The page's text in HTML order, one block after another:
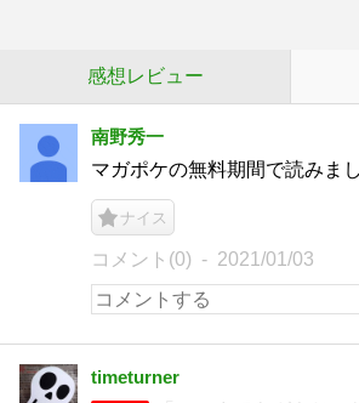
感想レビュー
南野秀一
マガポケの無料期間で読みま
ナイス
コメント(0) 2021/01/03
timeturner